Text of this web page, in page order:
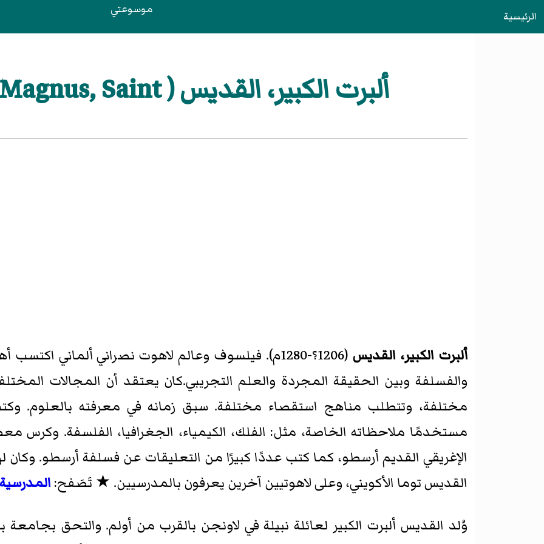
الرئيسية موسوعتي
ألبرت الكبير، القديس ( Albertus Magnus, Saint )
ألبرت الكبير، القديس
(1206؟-1280م). فيلسوف وعالم لاهوت نصراني ألماني
والفسلفة وبين الحقيقة المجردة والعلم التجريبي.كان يعتقد أن المجالات
مختلفة، وتتطلب مناهج استقصاء مختلفة. سبق زمانه في معرفته بالعلوم.
مستخدمًا ملاحظاته الخاصة، مثل: الفلك، الكيمياء، الجغرافيا، الفلسفة. وكرس
الإغريقي القديم أرسطو، كما كتب عددًا كبيرًا من التعليقات عن فسلفة أرسطو. وكان
القديس توما الأكويني، وعلى لاهوتيين آخرين يعرفون بالمدرسيين. ★ تَصَفح:
وُلد القديس ألبرت الكبير لعائلة نبيلة في لاونجن بالقرب من أولم. والتحق